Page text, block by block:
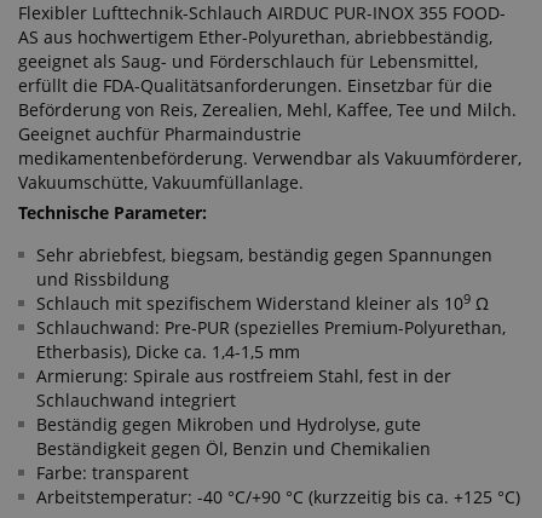
Flexibler Lufttechnik-Schlauch AIRDUC PUR-INOX 355 FOOD-
AS aus hochwertigem Ether-Polyurethan, abriebbeständig,
geeignet als Saug- und Förderschlauch für Lebensmittel,
erfüllt die FDA-Qualitätsanforderungen. Einsetzbar für die
Beförderung von Reis, Zerealien, Mehl, Kaffee, Tee und Milch.
Geeignet auchfür Pharmaindustrie
medikamentenbeförderung. Verwendbar als Vakuumförderer,
Vakuumschütte, Vakuumfüllanlage.
Technische Parameter:
Sehr abriebfest, biegsam, beständig gegen Spannungen
und Rissbildung
Schlauch mit spezifischem Widerstand kleiner als 109 Ω
Schlauchwand: Pre-PUR (spezielles Premium-Polyurethan,
Etherbasis), Dicke ca. 1,4-1,5 mm
Armierung: Spirale aus rostfreiem Stahl, fest in der
Schlauchwand integriert
Beständig gegen Mikroben und Hydrolyse, gute
Beständigkeit gegen Öl, Benzin und Chemikalien
Farbe: transparent
Arbeitstemperatur: -40 °C/+90 °C (kurzzeitig bis ca. +125 °C)